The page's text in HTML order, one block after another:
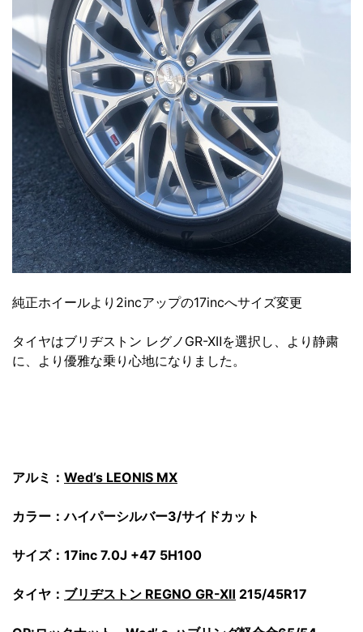
純正ホイールより2incアップの17incへサイズ変更
タイヤはブリヂストン レグノGR-XⅡを選択し、より静粛
に、より優雅な乗り心地になりました。
アルミ： Wed’s LEONIS MX
カラー：ハイパーシルバー3/サイドカット
サイズ：17inc 7.0J +47 5H100
タイヤ： ブリヂストン REGNO GR-XⅡ 215/45R17